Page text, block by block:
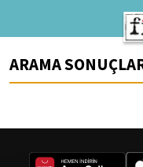
ARAMA